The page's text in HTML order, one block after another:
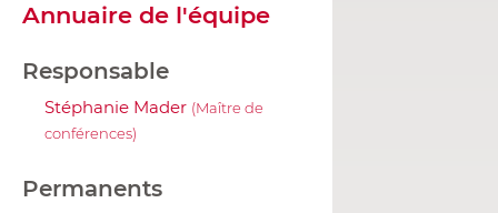
Annuaire de l'équipe
Responsable
Stéphanie Mader (Maître de
conférences)
Permanents